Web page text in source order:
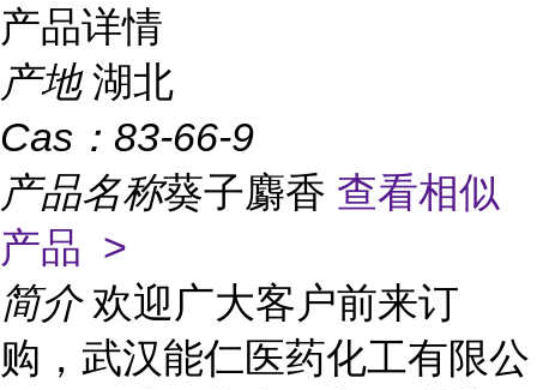
产品详情
产地 湖北
Cas： 83-66-9
产品名称葵子麝香 查看相似
产品 >
简介 欢迎广大客户前来订
购，武汉能仁医药化工有限公